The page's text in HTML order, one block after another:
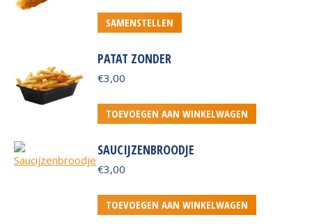
tot
€3,60
SAMENSTELLEN
product
optie
gekozen
de
productpagina
PATAT ZONDER
€3,00
TOEVOEGEN AAN WINKELWAGEN
SAUCIJZENBROODJE
€3,00
TOEVOEGEN AAN WINKELWAGEN